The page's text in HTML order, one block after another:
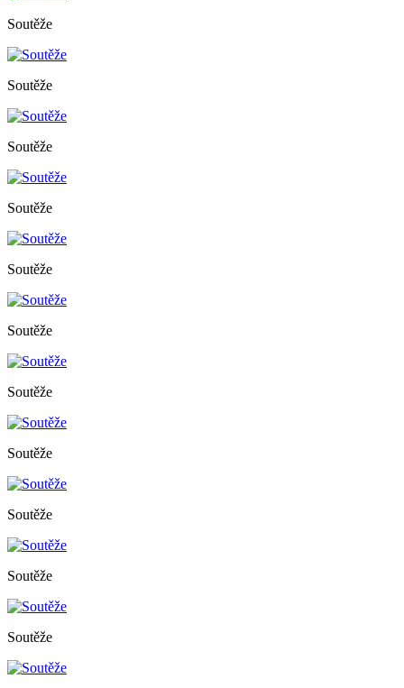
Soutěže
Soutěže
Soutěže
Soutěže
Soutěže
Soutěže
Soutěže
Soutěže
Soutěže
Soutěže
Soutěže